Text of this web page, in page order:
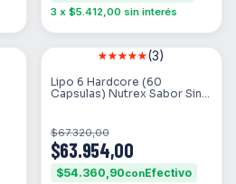
3 x $5.412,00 sin interés
SIN STOCK (3)
Lipo 6 Hardcore (60
Capsulas) Nutrex Sabor Sin
$63.954,00
$67.320,00
$54.360,90con